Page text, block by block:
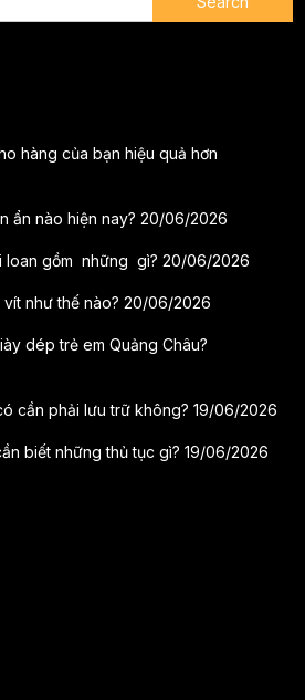
hàng của bạn hiệu quả hơn
ẩn nào hiện nay? 20/06/2026
loan gồm những gì? 20/06/2026
như thế nào? 20/06/2026
dép trẻ em Quảng Châu?
cần phải lưu trữ không? 19/06/2026
biết những thủ tục gì? 19/06/2026